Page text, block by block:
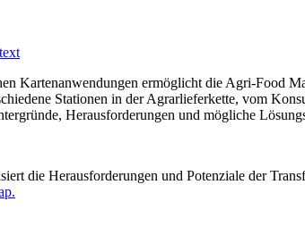
Kartenanwendungen ermöglicht die Agri-Food
Stationen in der Agrarlieferkette, vom
Herausforderungen und mögliche
die Herausforderungen und Potenziale der